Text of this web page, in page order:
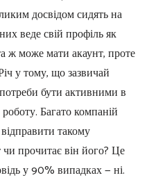
досвідом сидять на
веде свій профіль як
ж може мати акаунт, проте
у тому, що зазвичай
бути активними в
Багато компаній
такому
прочитає він його? Це
у 90% випадках — ні.